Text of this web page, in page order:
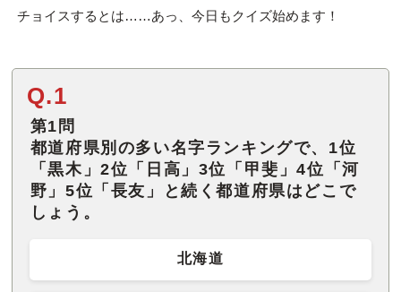
チョイスするとは……あっ、今日もクイズ始めます！
Q.1
第1問
都道府県別の多い名字ランキングで、1位
「黒木」2位「日高」3位「甲斐」4位「河
野」5位「長友」と続く都道府県はどこで
しょう。
北海道